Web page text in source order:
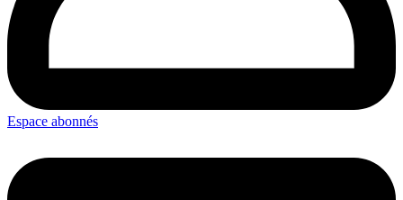
Espace abonnés